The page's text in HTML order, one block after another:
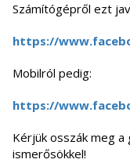
Számítógépről ezt
https://
Mobilról pedig:
https://
Kérjük osszák meg a
ismerősökkel!